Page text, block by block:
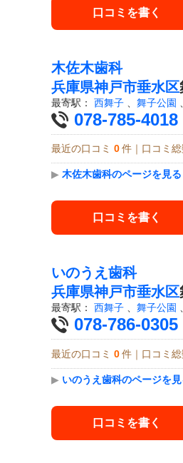
口コミを書く
木佐木歯科
兵庫県神戸市垂水区
最寄駅： 西舞子 舞子公園
078-785-4018
最近の口コミ 0 件｜口コミ総
▶ 木佐木歯科のページを見る
口コミを書く
いのうえ歯科
兵庫県神戸市垂水区
最寄駅： 西舞子 、 舞子公園 、
078-786-0305
最近の口コミ 0 件｜口コミ総
▶ いのうえ歯科のページを見
口コミを書く